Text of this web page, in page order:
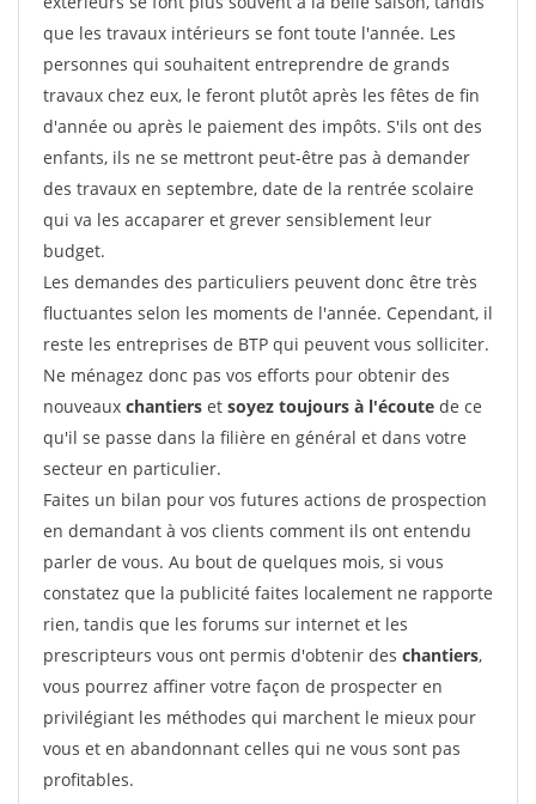
que les travaux intérieurs se font toute l'année. Les
personnes qui souhaitent entreprendre de grands
travaux chez eux, le feront plutôt après les fêtes de fin
d'année ou après le paiement des impôts. S'ils ont des
enfants, ils ne se mettront peut-être pas à demander
des travaux en septembre, date de la rentrée scolaire
qui va les accaparer et grever sensiblement leur
budget.
Les demandes des particuliers peuvent donc être très
fluctuantes selon les moments de l'année. Cependant, il
reste les entreprises de BTP qui peuvent vous solliciter.
Ne ménagez donc pas vos efforts pour obtenir des
nouveaux chantiers et soyez toujours à l'écoute de ce
qu'il se passe dans la filière en général et dans votre
secteur en particulier.
Faites un bilan pour vos futures actions de prospection
en demandant à vos clients comment ils ont entendu
parler de vous. Au bout de quelques mois, si vous
constatez que la publicité faites localement ne rapporte
rien, tandis que les forums sur internet et les
prescripteurs vous ont permis d'obtenir des chantiers,
vous pourrez affiner votre façon de prospecter en
privilégiant les méthodes qui marchent le mieux pour
vous et en abandonnant celles qui ne vous sont pas
profitables.